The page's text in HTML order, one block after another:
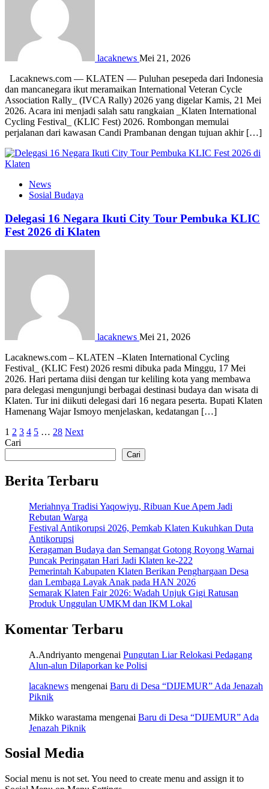
lacaknews Mei 21, 2026
Lacaknews.com — KLATEN — Puluhan pesepeda dari Indonesia
dan mancanegara ikut meramaikan International Veteran Cycle
Association Rally_ (IVCA Rally) 2026 yang digelar Kamis, 21 Mei
2026. Acara ini menjadi salah satu rangkaian _Klaten International
Cycling Festival_ (KLIC Fest) 2026. Rombongan memulai
perjalanan dari kawasan Candi Prambanan dengan tujuan akhir […]
News
Sosial Budaya
Delegasi 16 Negara Ikuti City Tour Pembuka KLIC
Fest 2026 di Klaten
lacaknews Mei 21, 2026
Lacaknews.com – KLATEN –Klaten International Cycling
Festival_ (KLIC Fest) 2026 resmi dibuka pada Minggu, 17 Mei
2026. Hari pertama diisi dengan tur keliling kota yang membawa
para delegasi mengunjungi berbagai destinasi budaya dan wisata di
Klaten. Tur ini diikuti delegasi dari 16 negara peserta. Bupati Klaten
Hamenang Wajar Ismoyo menjelaskan, kedatangan […]
Paginasi
pos
1 2 3 4 5 … 28 Next
Cari
Cari
Berita Terbaru
Meriahnya Tradisi Yaqowiyu, Ribuan Kue Apem Jadi
Rebutan Warga
Festival Antikorupsi 2026, Pemkab Klaten Kukuhkan Duta
Antikorupsi
Keragaman Budaya dan Semangat Gotong Royong Warnai
Puncak Peringatan Hari Jadi Klaten ke-222
Pemerintah Kabupaten Klaten Berikan Penghargaan Desa
dan Lembaga Layak Anak pada HAN 2026
Semarak Klaten Fair 2026: Wadah Unjuk Gigi Ratusan
Produk Unggulan UMKM dan IKM Lokal
Komentar Terbaru
A.Andriyanto mengenai Pungutan Liar Relokasi Pedagang
Alun-alun Dilaporkan ke Polisi
lacaknews mengenai Baru di Desa “DIJEMUR” Ada Jenazah
Piknik
Mikko warastama mengenai Baru di Desa “DIJEMUR” Ada
Jenazah Piknik
Sosial Media
Social menu is not set. You need to create menu and assign it to